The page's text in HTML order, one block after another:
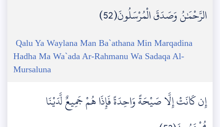
الرَّحْمَٰنُ وَصَدَقَ الْمُرْسَلُونَ(52)
Qalu Ya Waylana Man Ba`athana Min Marqadina
Hadha Ma Wa`ada Ar-Rahmanu Wa Sadaqa Al-
Mursaluna
إِن كَانَتْ إِلَّا صَيْحَةً وَاحِدَةً فَإِذَا هُمْ جَمِيعٌ لَّدَيْنَا